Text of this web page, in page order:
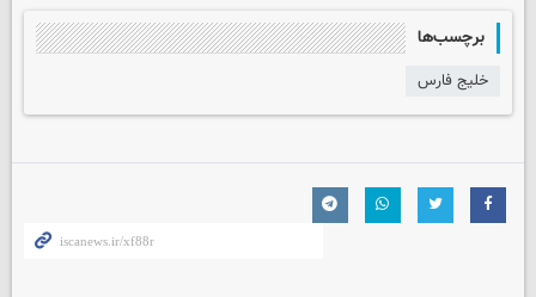
برچسب‌ها
خلیج فارس